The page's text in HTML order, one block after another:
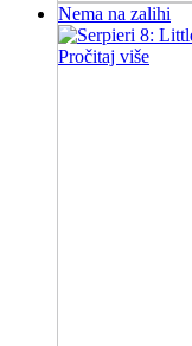
Nema na zalihi
Pročitaj više